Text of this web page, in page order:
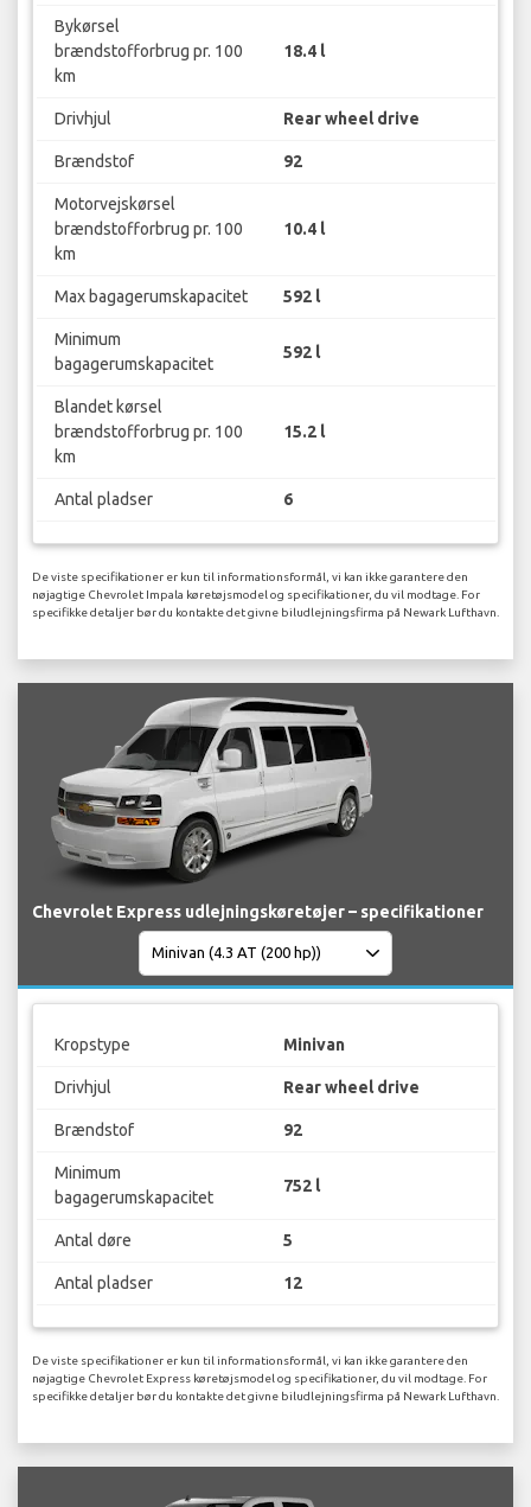
Bykørsel
brændstofforbrug pr. 100
km
18.4 l
Drivhjul Rear wheel drive
Brændstof 92
Motorvejskørsel
brændstofforbrug pr. 100
km
10.4 l
Max bagagerumskapacitet 592 l
Minimum
bagagerumskapacitet
592 l
Blandet kørsel
brændstofforbrug pr. 100
km
15.2 l
Antal pladser 6
De viste specifikationer er kun til informationsformål, vi kan ikke garantere den
nøjagtige Chevrolet Impala køretøjsmodel og specifikationer, du vil modtage. For
specifikke detaljer bør du kontakte det givne biludlejningsfirma på Newark Lufthavn.
Chevrolet Express udlejningskøretøjer – specifikationer
Kropstype Minivan
Drivhjul Rear wheel drive
Brændstof 92
Minimum
bagagerumskapacitet
752 l
Antal døre 5
Antal pladser 12
De viste specifikationer er kun til informationsformål, vi kan ikke garantere den
nøjagtige Chevrolet Express køretøjsmodel og specifikationer, du vil modtage. For
specifikke detaljer bør du kontakte det givne biludlejningsfirma på Newark Lufthavn.